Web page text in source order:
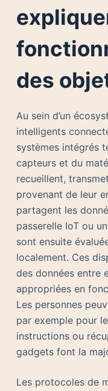
des
Au sein d’un
intelligents
systèmes intégrés
capteurs et du
recueillent,
provenant de leur
partagent les
passerelle IoT ou
sont ensuite
localement. Ces
des données entre
appropriées en
Les personnes
par exemple pour
instructions ou
gadgets font la
Les protocoles de